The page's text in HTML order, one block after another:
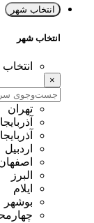
انتخاب شهر
انتخاب شهر
×
تهران
اردبیل
البرز
ایلام
بوشهر